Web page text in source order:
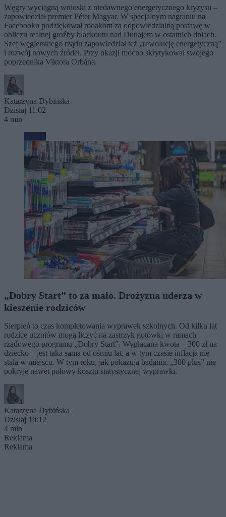
Węgry wyciągną wnioski z niedawnego energetycznego kryzysu –
zapowiedział premier Péter Magyar. W specjalnym nagraniu na
Facebooku podziękował rodakom za odpowiedzialną postawę w
obliczu realnej groźby blackoutu nad Dunajem w ostatnich dniach.
Szef węgierskiego rządu zapowiedział też „rewolucję energetyczną”
i rozwój nowych źródeł. Przy okazji mocno skrytykował swojego
poprzednika Viktora Orbána.
Katarzyna Dybińska
Dzisiaj 11:02
4 min
Biznes
„Dobry Start” to za mało. Drożyzna uderza w
kieszenie rodziców
Sierpień to czas kompletowania wyprawek szkolnych. Od kilku lat
rodzice uczniów mogą liczyć na zastrzyk gotówki w ramach
rządowego programu „Dobry Start”. Wypłacana kwota – 300 zł na
dziecko – jest taka sama od ośmiu lat, a w tym czasie inflacja nie
stała w miejscu. W tym roku, jak pokazują badania, „300 plus” nie
pokryje nawet połowy kosztu statystycznej wyprawki.
Katarzyna Dybińska
Dzisiaj 10:12
4 min
Reklama
Reklama